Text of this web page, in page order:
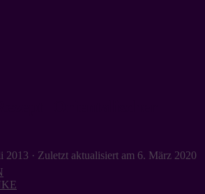
2013 · Zuletzt aktualisiert am 6. März 2020